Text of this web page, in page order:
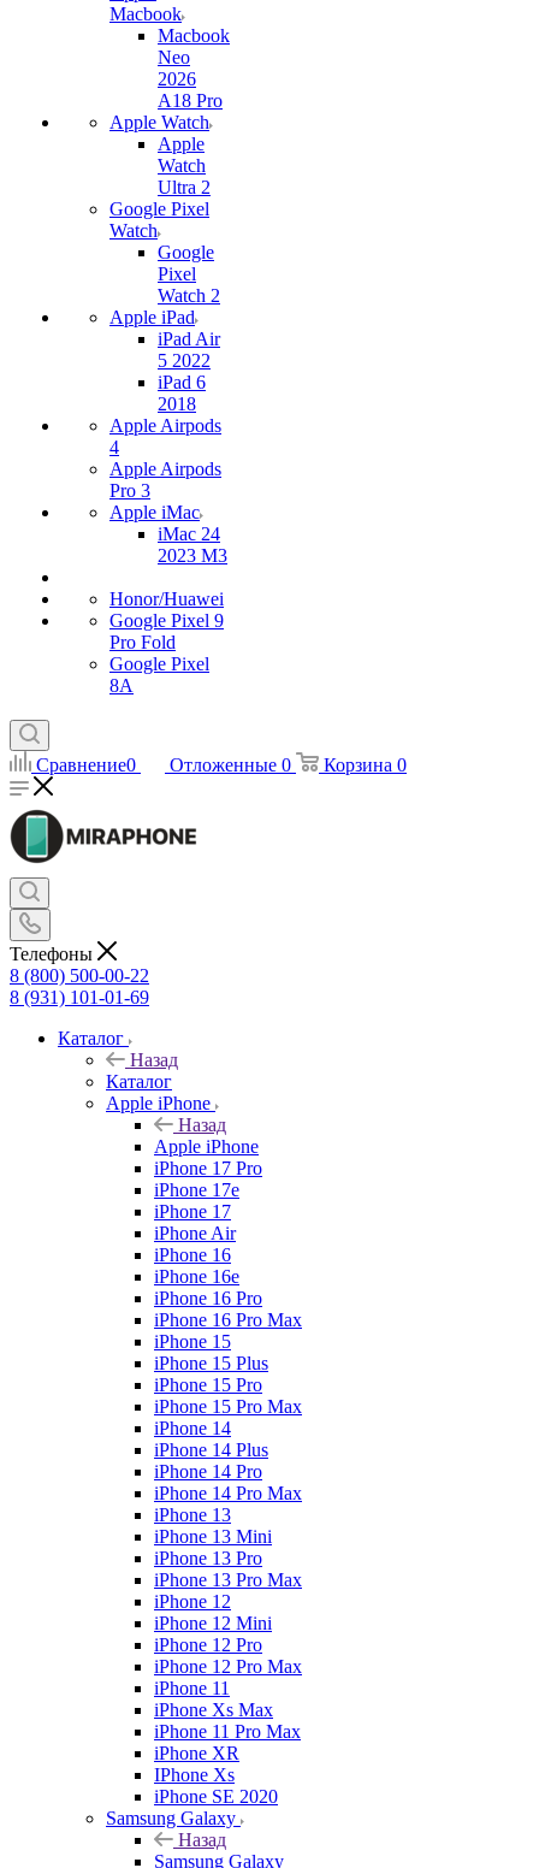
Macbook
Macbook
Neo
2026
A18 Pro
Apple Watch
Apple
Watch
Ultra 2
Google Pixel
Watch
Google
Pixel
Watch 2
Apple iPad
iPad Air
5 2022
iPad 6
2018
Apple Airpods
4
Apple Airpods
Pro 3
Apple iMac
iMac 24
2023 M3
Honor/Huawei
Google Pixel 9
Pro Fold
Google Pixel
8A
Сравнение0 Отложенные 0 Корзина 0
Телефоны
8 (800) 500-00-22
8 (931) 101-01-69
Каталог
Назад
Каталог
Apple iPhone
Назад
Apple iPhone
iPhone 17 Pro
iPhone 17e
iPhone 17
iPhone Air
iPhone 16
iPhone 16e
iPhone 16 Pro
iPhone 16 Pro Max
iPhone 15
iPhone 15 Plus
iPhone 15 Pro
iPhone 15 Pro Max
iPhone 14
iPhone 14 Plus
iPhone 14 Pro
iPhone 14 Pro Max
iPhone 13
iPhone 13 Mini
iPhone 13 Pro
iPhone 13 Pro Max
iPhone 12
iPhone 12 Mini
iPhone 12 Pro
iPhone 12 Pro Max
iPhone 11
iPhone Xs Max
iPhone 11 Pro Max
iPhone XR
IPhone Xs
iPhone SE 2020
Samsung Galaxy
Назад
Samsung Galaxy